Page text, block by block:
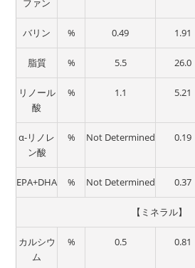
ファン
バリン % 0.49 1.91
脂質 % 5.5 26.0
リノール
酸
% 1.1 5.21
α-リノレ
ン酸
% Not Determined 0.19
EPA+DHA % Not Determined 0.37
【ミネラル】
カルシウ
ム
% 0.5 0.81